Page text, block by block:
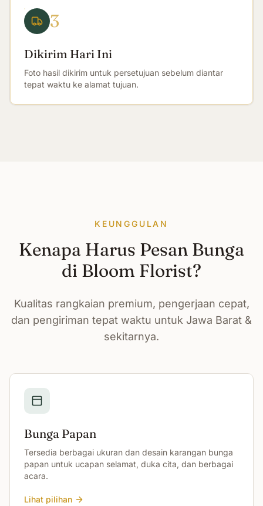
3
Dikirim Hari Ini
Foto hasil dikirim untuk persetujuan sebelum diantar
tepat waktu ke alamat tujuan.
KEUNGGULAN
Kenapa Harus Pesan Bunga
di Bloom Florist?
Kualitas rangkaian premium, pengerjaan cepat,
dan pengiriman tepat waktu untuk Jawa Barat &
sekitarnya.
Bunga Papan
Tersedia berbagai ukuran dan desain karangan bunga
papan untuk ucapan selamat, duka cita, dan berbagai
acara.
Lihat pilihan